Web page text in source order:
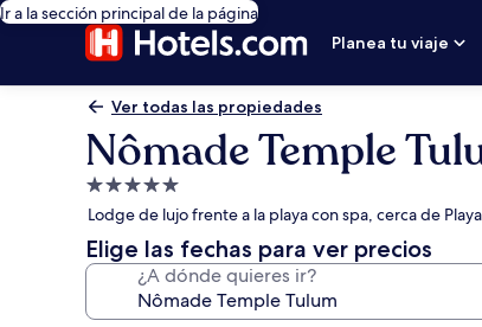
Ir a la sección principal de la página
Planea tu viaje
Ver todas las propiedades
Nômade Temple
Propiedad
de
5.0
estrellas
Lodge de lujo frente a la playa con spa, cerca de
Elige las fechas para ver precios
¿A dónde quieres ir?